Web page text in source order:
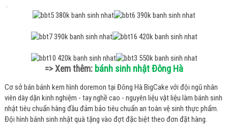
=> Xem thêm: bánh sinh nhật Đông Hà
Cơ sở bán bánh kem hình doremon tại Đông Hà BigCake với đội ngũ nhân
viên dày dặn kinh nghiệm - tay nghề cao - nguyên liệu vật liệu làm bánh sinh
nhật tiêu chuẩn hàng đầu đảm bảo tiêu chuẩn an toàn vệ sinh thực phẩm.
Đội hình bánh sinh nhật quà tặng vào đợt đặc biệt theo đơn đặt hàng.